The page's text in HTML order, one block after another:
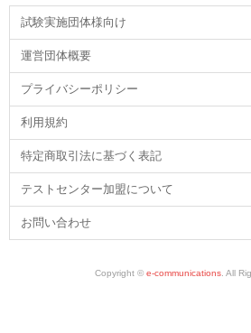
試験実施団体様向け
運営団体概要
プライバシーポリシー
利用規約
特定商取引法に基づく表記
テストセンター加盟について
お問い合わせ
Copyright © e-communications . All